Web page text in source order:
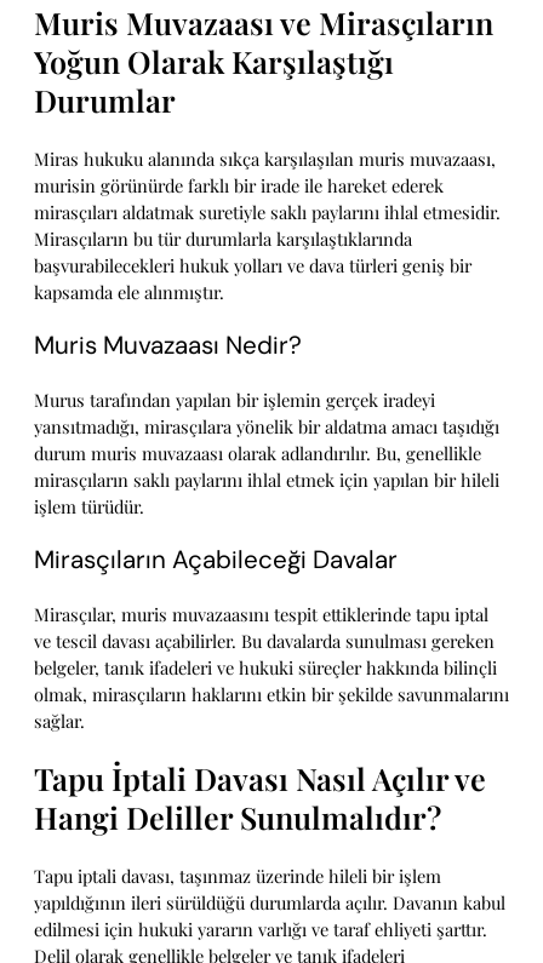
Muris Muvazaası ve Mirasçıların
Yoğun Olarak Karşılaştığı
Durumlar
Miras hukuku alanında sıkça karşılaşılan muris muvazaası,
murisin görünürde farklı bir irade ile hareket ederek
mirasçıları aldatmak suretiyle saklı paylarını ihlal etmesidir.
Mirasçıların bu tür durumlarla karşılaştıklarında
başvurabilecekleri hukuk yolları ve dava türleri geniş bir
kapsamda ele alınmıştır.
Muris Muvazaası Nedir?
Murus tarafından yapılan bir işlemin gerçek iradeyi
yansıtmadığı, mirasçılara yönelik bir aldatma amacı taşıdığı
durum muris muvazaası olarak adlandırılır. Bu, genellikle
mirasçıların saklı paylarını ihlal etmek için yapılan bir hileli
işlem türüdür.
Mirasçıların Açabileceği Davalar
Mirasçılar, muris muvazaasını tespit ettiklerinde tapu iptal
ve tescil davası açabilirler. Bu davalarda sunulması gereken
belgeler, tanık ifadeleri ve hukuki süreçler hakkında bilinçli
olmak, mirasçıların haklarını etkin bir şekilde savunmalarını
sağlar.
Tapu İptali Davası Nasıl Açılır ve
Hangi Deliller Sunulmalıdır?
Tapu iptali davası, taşınmaz üzerinde hileli bir işlem
yapıldığının ileri sürüldüğü durumlarda açılır. Davanın kabul
edilmesi için hukuki yararın varlığı ve taraf ehliyeti şarttır.
Delil olarak genellikle belgeler ve tanık ifadeleri